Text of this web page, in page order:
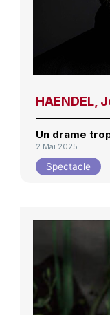
HAENDEL,
Un drame
2 Mai 2025
Spectacle